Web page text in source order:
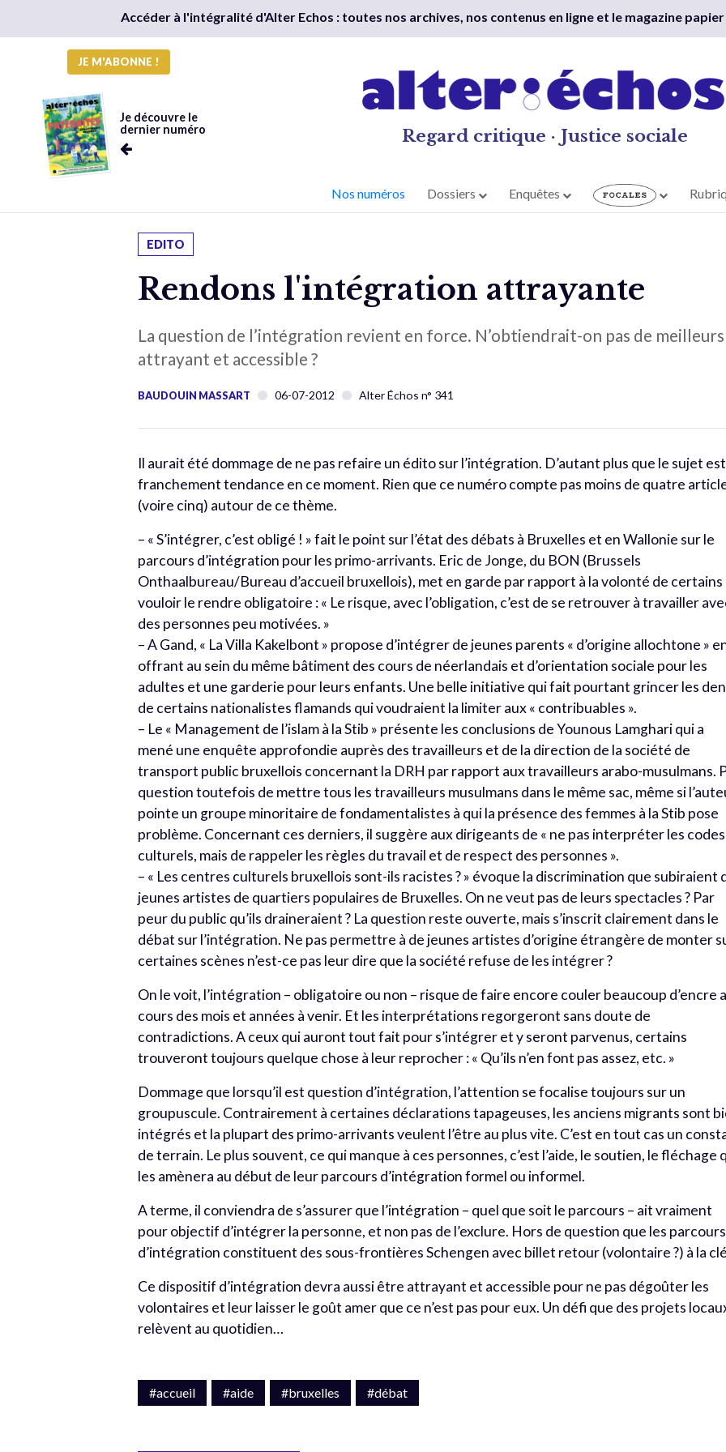
Accéder à l'intégralité d'Alter Echos : toutes nos archives, nos contenus en ligne et le magazine
JE M'ABONNE !
Je découvre le
dernier numéro
Regard critique · Justice sociale
Nos numéros Dossiers Enquêtes
EDITO
Rendons l'intégration attrayante
La question de l’intégration revient en force. N’obtiendrait-on pas de
attrayant et accessible ?
BAUDOUIN MASSART 06-07-2012 Alter Échos n° 341
Il aurait été dommage de ne pas refaire un édito sur l’intégration. D’autant plus que le sujet est
franchement tendance en ce moment. Rien que ce numéro compte pas moins de quatre
(voire cinq) autour de ce thème.
– « S’intégrer, c’est obligé ! » fait le point sur l’état des débats à Bruxelles et en Wallonie sur le
parcours d’intégration pour les primo-arrivants. Eric de Jonge, du BON (Brussels
Onthaalbureau/Bureau d’accueil bruxellois), met en garde par rapport à la volonté de certains
vouloir le rendre obligatoire : « Le risque, avec l’obligation, c’est de se retrouver à travailler
des personnes peu motivées. »
– A Gand, « La Villa Kakelbont » propose d’intégrer de jeunes parents « d’origine allochtone »
offrant au sein du même bâtiment des cours de néerlandais et d’orientation sociale pour les
adultes et une garderie pour leurs enfants. Une belle initiative qui fait pourtant grincer les
de certains nationalistes flamands qui voudraient la limiter aux « contribuables ».
– Le « Management de l’islam à la Stib » présente les conclusions de Younous Lamghari qui a
mené une enquête approfondie auprès des travailleurs et de la direction de la société de
transport public bruxellois concernant la DRH par rapport aux travailleurs arabo-musulmans.
question toutefois de mettre tous les travailleurs musulmans dans le même sac, même si
pointe un groupe minoritaire de fondamentalistes à qui la présence des femmes à la Stib pose
problème. Concernant ces derniers, il suggère aux dirigeants de « ne pas interpréter les codes
culturels, mais de rappeler les règles du travail et de respect des personnes ».
– « Les centres culturels bruxellois sont-ils racistes ? » évoque la discrimination que subiraient
jeunes artistes de quartiers populaires de Bruxelles. On ne veut pas de leurs spectacles ? Par
peur du public qu’ils draineraient ? La question reste ouverte, mais s’inscrit clairement dans le
débat sur l’intégration. Ne pas permettre à de jeunes artistes d’origine étrangère de monter
certaines scènes n’est-ce pas leur dire que la société refuse de les intégrer ?
On le voit, l’intégration – obligatoire ou non – risque de faire encore couler beaucoup d’encre
cours des mois et années à venir. Et les interprétations regorgeront sans doute de
contradictions. A ceux qui auront tout fait pour s’intégrer et y seront parvenus, certains
trouveront toujours quelque chose à leur reprocher : « Qu’ils n’en font pas assez, etc. »
Dommage que lorsqu’il est question d’intégration, l’attention se focalise toujours sur un
groupuscule. Contrairement à certaines déclarations tapageuses, les anciens migrants sont
intégrés et la plupart des primo-arrivants veulent l’être au plus vite. C’est en tout cas un
de terrain. Le plus souvent, ce qui manque à ces personnes, c’est l’aide, le soutien, le fléchage
les amènera au début de leur parcours d’intégration formel ou informel.
A terme, il conviendra de s’assurer que l’intégration – quel que soit le parcours – ait vraiment
pour objectif d’intégrer la personne, et non pas de l’exclure. Hors de question que les parcours
d’intégration constituent des sous-frontières Schengen avec billet retour (volontaire ?) à la
Ce dispositif d’intégration devra aussi être attrayant et accessible pour ne pas dégoûter les
volontaires et leur laisser le goût amer que ce n’est pas pour eux. Un défi que des projets
relèvent au quotidien…
#accueil #aide #bruxelles #débat